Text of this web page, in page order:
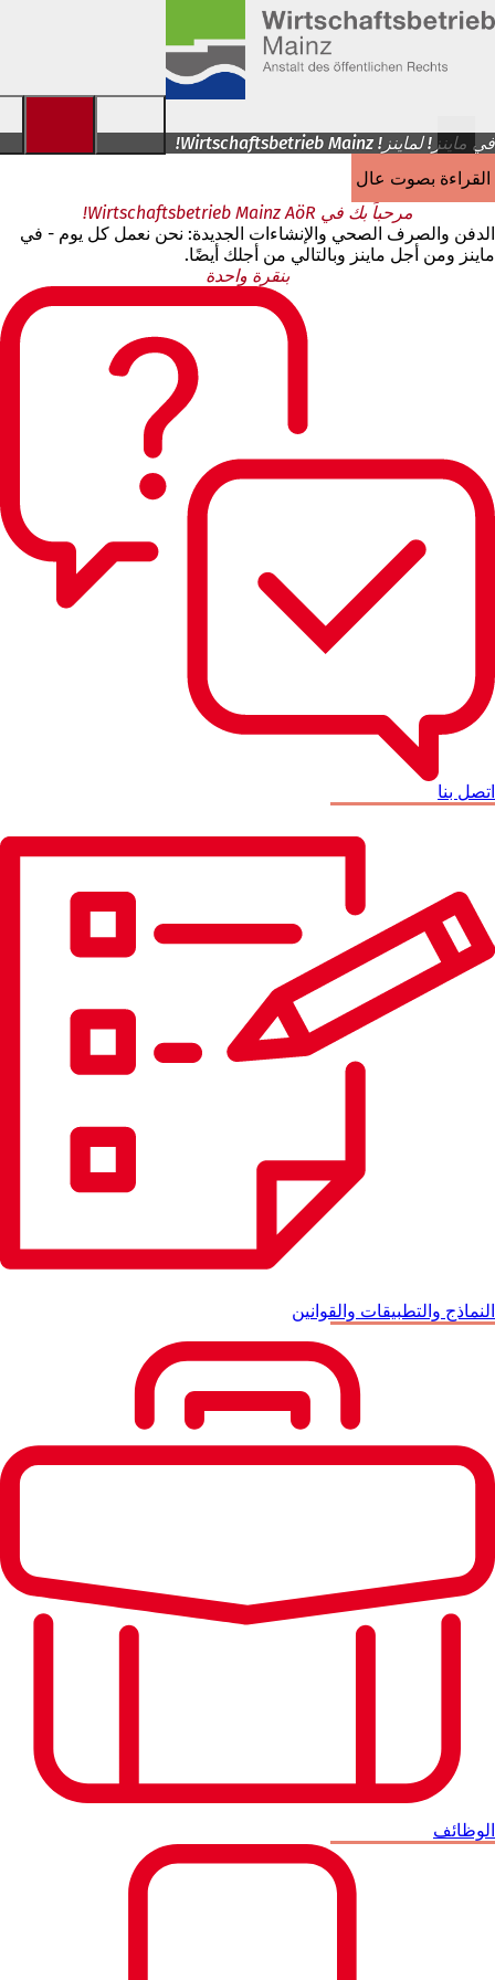
في ماينز! لماينز! Wirtschaftsbetrieb Mainz!
القراءة بصوت عالٍ
مرحباً بك في Wirtschaftsbetrieb Mainz AöR!
الدفن والصرف الصحي والإنشاءات الجديدة: نحن نعمل كل يوم - في
ماينز ومن أجل ماينز وبالتالي من أجلك أيضًا.
بنقرة واحدة
اتصل بنا
النماذج والتطبيقات والقوانين
الوظائف